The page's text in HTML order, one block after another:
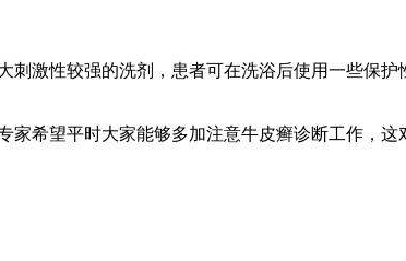
性较强的洗剂，患者可在洗浴后使用一些保护
家希望平时大家能够多加注意牛皮癣诊断工作，这